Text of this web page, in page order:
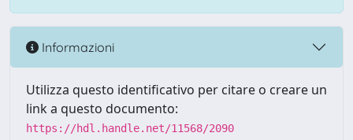
Informazioni
Utilizza questo identificativo per citare o creare un
link a questo documento:
https://hdl.handle.net/11568/2090